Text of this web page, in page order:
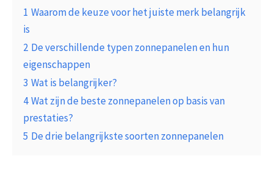
1 Waarom de keuze voor het juiste merk belangrijk
is
2 De verschillende typen zonnepanelen en hun
eigenschappen
3 Wat is belangrijker?
4 Wat zijn de beste zonnepanelen op basis van
prestaties?
5 De drie belangrijkste soorten zonnepanelen